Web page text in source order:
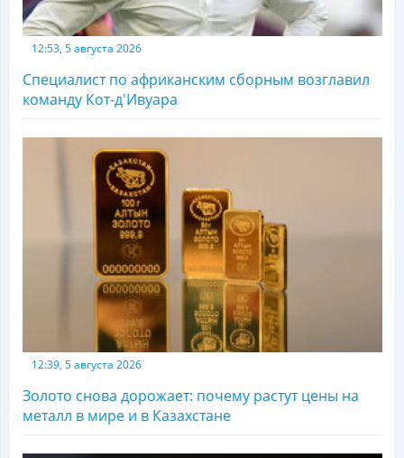
12:53, 5 августа 2026
Специалист по африканским сборным возглавил
команду Кот-д'Ивуара
12:39, 5 августа 2026
Золото снова дорожает: почему растут цены на
металл в мире и в Казахстане